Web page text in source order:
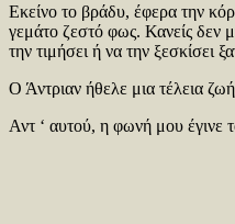
Εκείνο το βράδυ, έφερα την
γεμάτο ζεστό φως. Κανείς δεν
την τιμήσει ή να την ξεσκίσει
Ο Άντριαν ήθελε μια τέλεια
Αντ ‘ αυτού, η φωνή μου έγινε